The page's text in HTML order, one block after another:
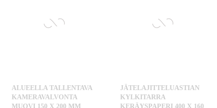
ALUEELLA TALLENTAVA
KAMERAVALVONTA
MUOVI 150 X 200 MM
JÄTELAJITTELUASTIAN
KYLKITARRA
KERÄYSPAPERI 400 X 160